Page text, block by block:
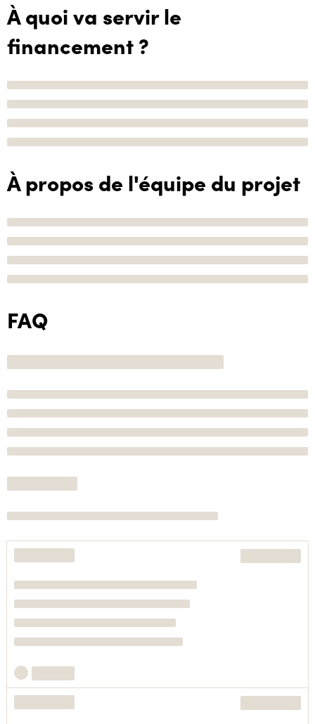
À quoi va servir le
financement ?
À propos de l'équipe du projet
FAQ